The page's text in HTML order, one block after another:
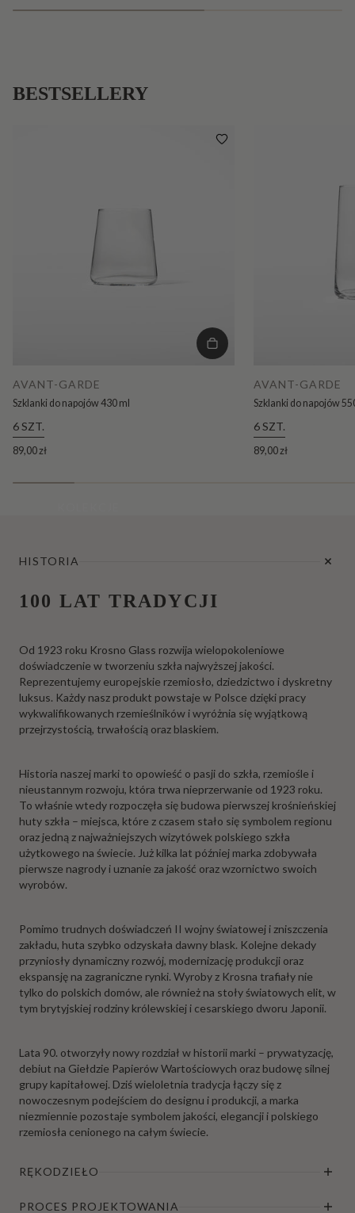
BESTSELLERY
AVANT-GARDE
Szklanki do napojów 430 ml
6 SZT.
89,00 zł
AVANT-GARDE
Szklanki do napojów
6 SZT.
89,00 zł
HISTORIA
100 LAT TRADYCJI
Od 1923 roku Krosno Glass rozwija wielopokoleniowe
doświadczenie w tworzeniu szkła najwyższej jakości.
Reprezentujemy europejskie rzemiosło, dziedzictwo i dyskretny
luksus. Każdy nasz produkt powstaje w Polsce dzięki pracy
wykwalifikowanych rzemieślników i wyróżnia się wyjątkową
przejrzystością, trwałością oraz blaskiem.
Historia naszej marki to opowieść o pasji do szkła, rzemiośle i
nieustannym rozwoju, która trwa nieprzerwanie od 1923 roku.
To właśnie wtedy rozpoczęła się budowa pierwszej krośnieńskiej
huty szkła – miejsca, które z czasem stało się symbolem regionu
oraz jedną z najważniejszych wizytówek polskiego szkła
użytkowego na świecie. Już kilka lat później marka zdobywała
pierwsze nagrody i uznanie za jakość oraz wzornictwo swoich
wyrobów.
Pomimo trudnych doświadczeń II wojny światowej i zniszczenia
zakładu, huta szybko odzyskała dawny blask. Kolejne dekady
przyniosły dynamiczny rozwój, modernizację produkcji oraz
ekspansję na zagraniczne rynki. Wyroby z Krosna trafiały nie
tylko do polskich domów, ale również na stoły światowych elit, w
tym brytyjskiej rodziny królewskiej i cesarskiego dworu Japonii.
Lata 90. otworzyły nowy rozdział w historii marki – prywatyzację,
debiut na Giełdzie Papierów Wartościowych oraz budowę silnej
grupy kapitałowej. Dziś wieloletnia tradycja łączy się z
nowoczesnym podejściem do designu i produkcji, a marka
niezmiennie pozostaje symbolem jakości, elegancji i polskiego
rzemiosła cenionego na całym świecie.
RĘKODZIEŁO
PROCES PROJEKTOWANIA